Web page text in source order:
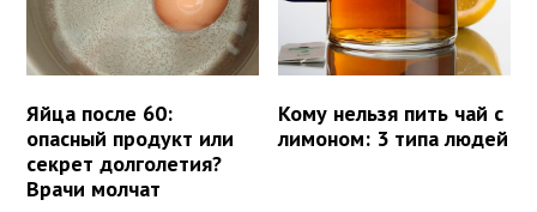
Яйца после 60:
опасный продукт или
секрет долголетия?
Врачи молчат
Кому нельзя пить чай с
лимоном: 3 типа людей